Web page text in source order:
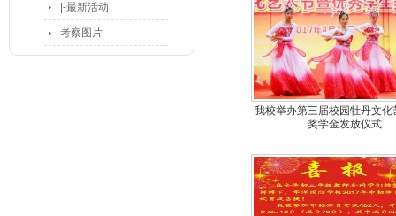
|-最新活动
考察图片
我校举办第三届校园牡丹文化
奖学金发放仪式